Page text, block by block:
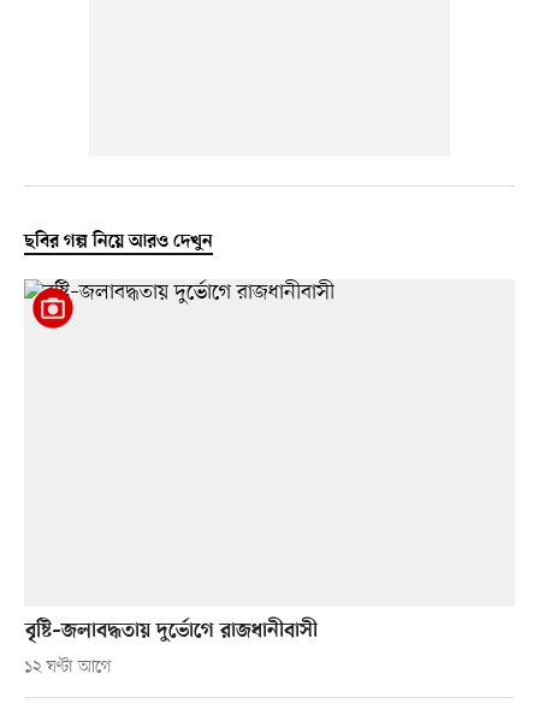
ছবির গল্প নিয়ে আরও দেখুন
বৃষ্টি–জলাবদ্ধতায় দুর্ভোগে রাজধানীবাসী
১২ ঘণ্টা আগে